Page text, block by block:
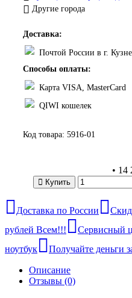
Другие города
Доставка:
Почтой России в г.
Способы оплаты:
Карта VISA, MasterCard
QIWI кошелек
Код товара: 5916-01
• 14
Купить
Доставка по России
рублей Всем!!!
Сервисный
ноутбук
Получайте деньги
Описание
Отзывы (0)